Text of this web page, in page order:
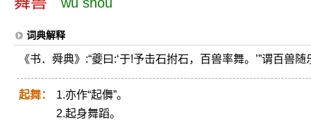
词典解释
《书．舜典》:“夔曰:‘于!予击石拊石，百兽率舞。’”谓百兽
起舞：
1.亦作“起儛”。
2.起身舞蹈。